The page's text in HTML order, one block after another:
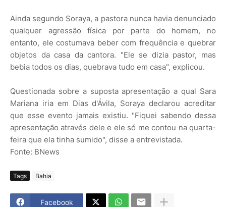
Ainda segundo Soraya, a pastora nunca havia denunciado
qualquer agressão física por parte do homem, no
entanto, ele costumava beber com frequência e quebrar
objetos da casa da cantora. "Ele se dizia pastor, mas
bebia todos os dias, quebrava tudo em casa", explicou.
Questionada sobre a suposta apresentação a qual Sara
Mariana iria em Dias d'Ávila, Soraya declarou acreditar
que esse evento jamais existiu. "Fiquei sabendo dessa
apresentação através dele e ele só me contou na quarta-
feira que ela tinha sumido", disse a entrevistada.
Fonte: BNews
Tags Bahia
Facebook